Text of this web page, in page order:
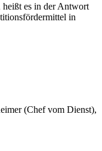
heißt es in der Antwort
in
(Chef vom Dienst),